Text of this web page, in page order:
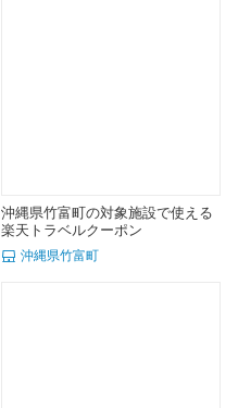
沖縄県竹富町の対象施設で使える
楽天トラベルクーポン
沖縄県竹富町